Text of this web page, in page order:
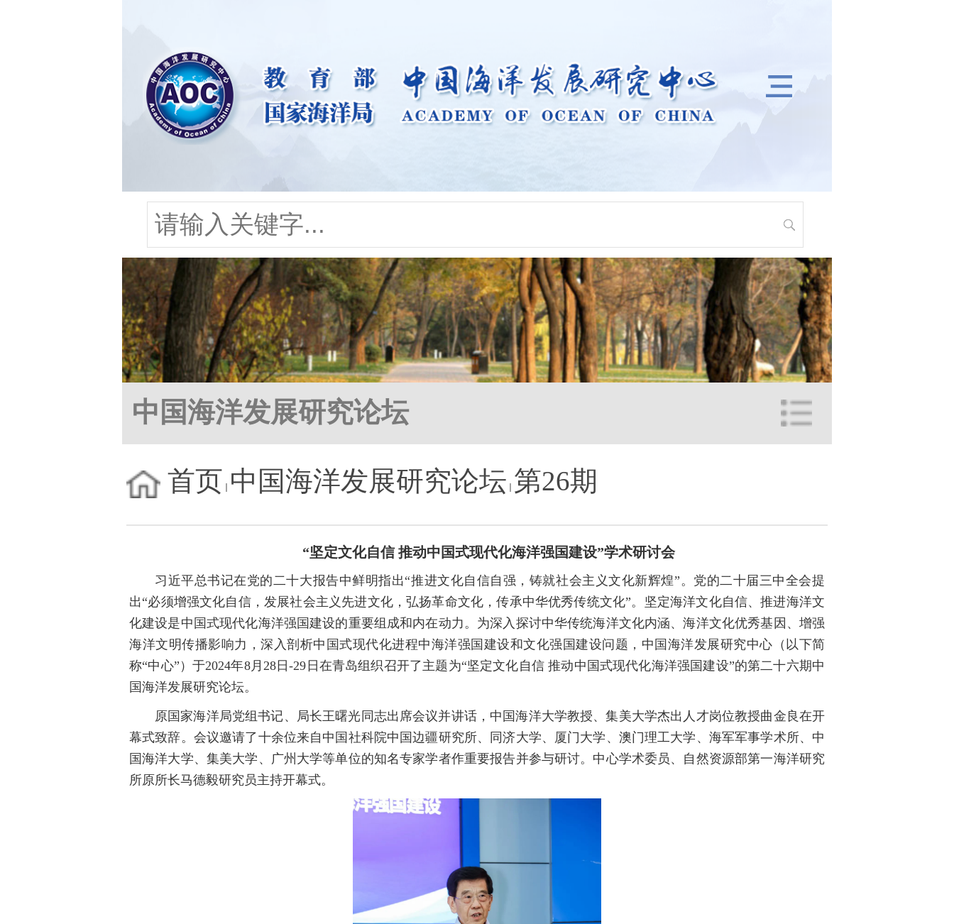
中国海洋发展研究论坛
首页 中国海洋发展研究论坛 第26期
“坚定文化自信 推动中国式现代化海洋强国建设”学术研讨会
习近平总书记在党的二十大报告中鲜明指出“推进文化自信自强，铸就社会主义文化新辉煌”。党的二十届三中全会提
出“必须增强文化自信，发展社会主义先进文化，弘扬革命文化，传承中华优秀传统文化”。坚定海洋文化自信、推进海洋文
化建设是中国式现代化海洋强国建设的重要组成和内在动力。为深入探讨中华传统海洋文化内涵、海洋文化优秀基因、增强
海洋文明传播影响力，深入剖析中国式现代化进程中海洋强国建设和文化强国建设问题，中国海洋发展研究中心（以下简
称“中心”）于2024年8月28日-29日在青岛组织召开了主题为“坚定文化自信 推动中国式现代化海洋强国建设”的第二十六期中
国海洋发展研究论坛。
原国家海洋局党组书记、局长王曙光同志出席会议并讲话，中国海洋大学教授、集美大学杰出人才岗位教授曲金良在开
幕式致辞。会议邀请了十余位来自中国社科院中国边疆研究所、同济大学、厦门大学、澳门理工大学、海军军事学术所、中
国海洋大学、集美大学、广州大学等单位的知名专家学者作重要报告并参与研讨。中心学术委员、自然资源部第一海洋研究
所原所长马德毅研究员主持开幕式。